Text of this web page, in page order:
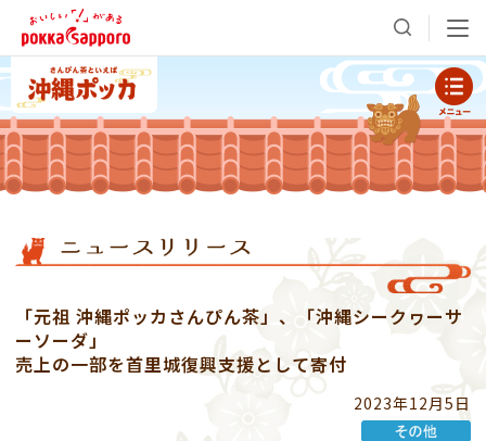
「元祖 沖縄ポッカさんぴん茶」、「沖縄シークヮーサ
ーソーダ」
売上の一部を首里城復興支援として寄付
2023年12月5日